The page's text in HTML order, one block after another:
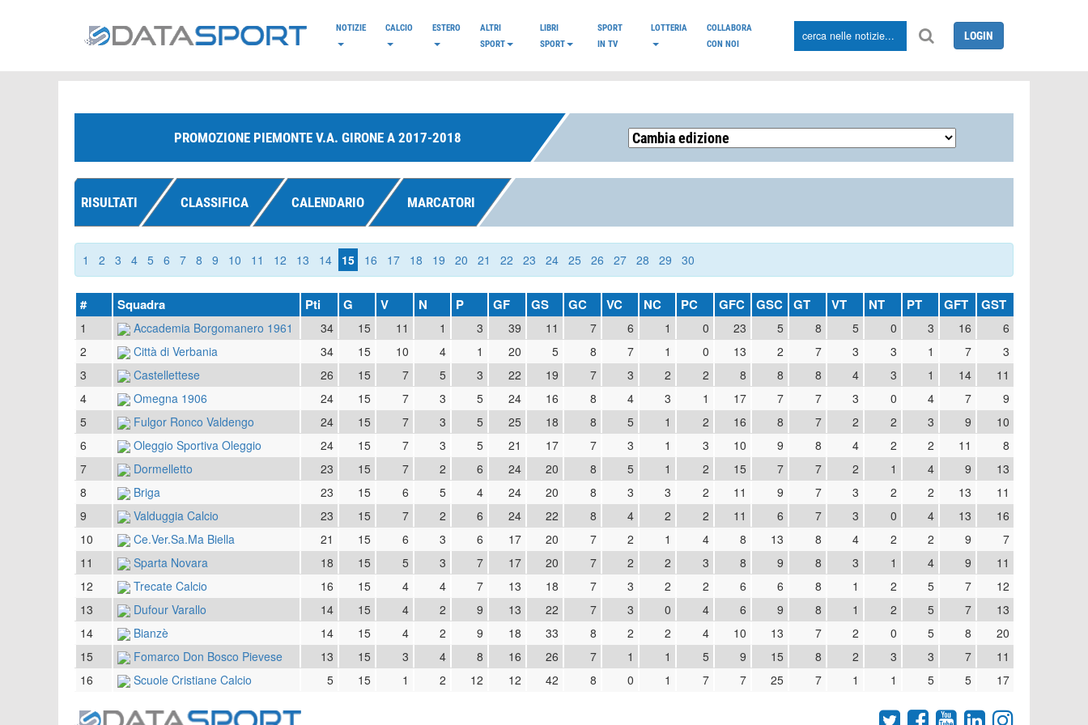
NOTIZIE CALCIO ESTERO
ALTRI
SPORT
LIBRI
SPORT
SPORT
IN TV
LOTTERIA
COLLABORA
CON NOI
LOGIN
PROMOZIONE PIEMONTE V.A. GIRONE A 2017-2018
RISULTATI CLASSIFICA CALENDARIO MARCATORI
1 2 3 4 5 6 7 8 9 10 11 12 13 14 15 16 17 18 19 20 21 22 23 24 25 26 27 28 29 30
# Squadra Pti G V N P GF GS GC VC NC PC GFC GSC GT VT NT PT GFT GST
1 Accademia Borgomanero 1961 34 15 11 1 3 39 11 7 6 1 0 23 5 8 5 0 3 16
6
2
Città di Verbania 34 15 10 4 1 20 5 8 7 1 0 13 2 7 3 3 1 7
3
3
Castellettese 26 15 7 5 3 22 19 7 3 2 2 8 8 8 4 3 1 14
11
4
Omegna 1906 24 15 7 3 5 24 16 8 4 3 1 17 7 7 3 0 4 7
9
5
Fulgor Ronco Valdengo 24 15 7 3 5 25 18 8 5 1 2 16 8 7 2 2 3 9
10
6
Oleggio Sportiva Oleggio 24 15 7 3 5 21 17 7 3 1 3 10 9 8 4 2 2 11
8
7
Dormelletto 23 15 7 2 6 24 20 8 5 1 2 15 7 7 2 1 4 9
13
8
Briga 23 15 6 5 4 24 20 8 3 3 2 11 9 7 3 2 2 13
11
9
Valduggia Calcio 23 15 7 2 6 24 22 8 4 2 2 11 6 7 3 0 4 13
16
10
Ce.Ver.Sa.Ma Biella 21 15 6 3 6 17 20 7 2 1 4 8 13 8 4 2 2 9
7
11
Sparta Novara 18 15 5 3 7 17 20 7 2 2 3 8 9 8 3 1 4 9
11
12
Trecate Calcio 16 15 4 4 7 13 18 7 3 2 2 6 6 8 1 2 5 7
12
13
Dufour Varallo 14 15 4 2 9 13 22 7 3 0 4 6 9 8 1 2 5 7
13
14
Bianzè 14 15 4 2 9 18 33 8 2 2 4 10 13 7 2 0 5 8
20
15
Fomarco Don Bosco Pievese 13 15 3 4 8 16 26 7 1 1 5 9 15 8 2 3 3 7
11
16
Scuole Cristiane Calcio 5 15 1 2 12 12 42 8 0 1 7 7 25 7 1 1 5 5 17